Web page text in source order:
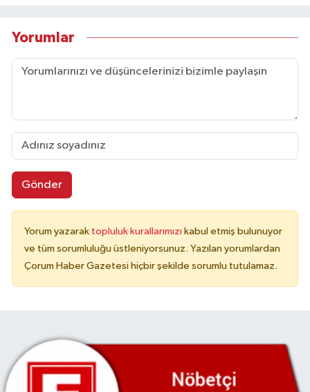
Yorumlar
Gönder
Yorum yazarak topluluk kurallarımızı kabul etmiş bulunuyor
ve tüm sorumluluğu üstleniyorsunuz. Yazılan yorumlardan
Çorum Haber Gazetesi hiçbir şekilde sorumlu tutulamaz.